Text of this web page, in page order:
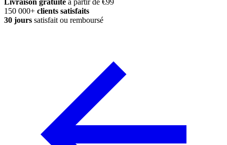
Livraison gratuite à partir de €99
150 000+ clients satisfaits
30 jours satisfait ou remboursé